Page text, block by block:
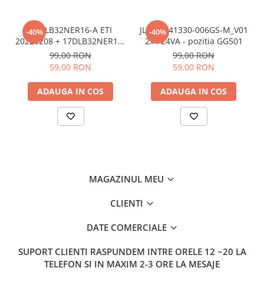
-40%
17DLB32NER16-A ETI
20220208 + 17DLB32NER16-
B ETI 0220208 benzi /
barete led ieftine - pozitia
PX746 GG07 GG301 GG406
99,00 RON
59,00 RON
ADAUGA IN COS
-40%
JL.D24041330-006GS-M_V01
2x4 24VA - pozitia GG501
99,00 RON
59,00 RON
ADAUGA IN COS
MAGAZINUL MEU
CLIENTI
DATE COMERCIALE
SUPORT CLIENTI RASPUNDEM INTRE ORELE 12 ~20 LA
TELEFON SI IN MAXIM 2-3 ORE LA MESAJE